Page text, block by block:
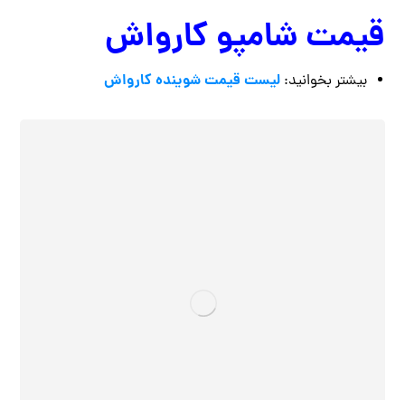
قیمت شامپو کارواش
بیشتر بخوانید:لیست قیمت شوینده کارواش